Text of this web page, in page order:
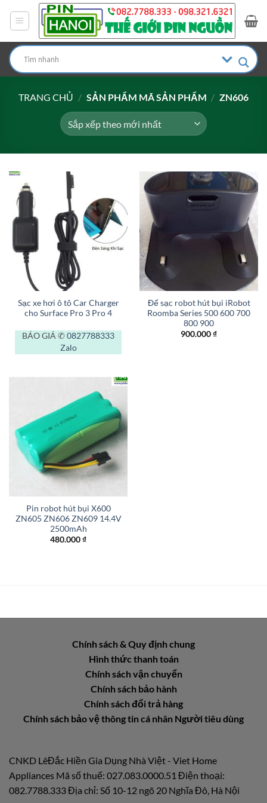
dung
TRANG CHỦ / SẢN PHẨM MÃ SẢN PHẨM / ZN606
Sạc xe hơi ô tô Car Charger
cho Surface Pro 3 Pro 4
BÁO GIÁ ✆ 0827788333
Zalo
Đế sạc robot hút bụi iRobot
Roomba Series 500 600 700
800 900
900.000₫
Pin robot hút bụi X600
ZN605 ZN606 ZN609 14.4V
2500mAh
480.000₫
Chính sách & Quy định chung
Hình thức thanh toán
Chính sách vận chuyển
Chính sách bảo hành
Chính sách đổi trả hàng
Chính sách bảo vệ thông tin cá nhân Người tiêu dùng
CNKD LêĐắc Hiền Gia Dụng Nhà Việt - Viet Home
Appliances Mã số thuế: 027.083.0000.51 Điện thoại:
082.7788.333 Địa chỉ: Số 10-12 ngõ 20 Nghĩa Đô, Hà Nội